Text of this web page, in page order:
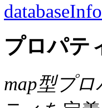
プロパテ
map型プ